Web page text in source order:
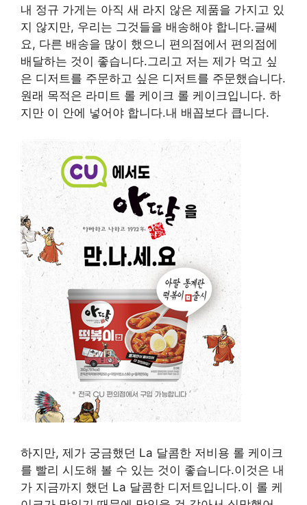
내 정규 가게는 아직 새 라지 않은 제품을 가지고 있
지 않지만, 우리는 그것들을 배송해야 합니다.글쎄
요, 다른 배송을 많이 했으니 편의점에서 편의점에
배달하는 것이 좋습니다.그리고 저는 제가 먹고 싶
은 디저트를 주문하고 싶은 디저트를 주문했습니다.
원래 목적은 라미트 롤 케이크 롤 케이크입니다. 하
지만 이 안에 넣어야 합니다.내 배꼽보다 큽니다.
하지만, 제가 궁금했던 La 달콤한 저비용 롤 케이크
를 빨리 시도해 볼 수 있는 것이 좋습니다.이것은 내
가 지금까지 했던 La 달콤한 디저트입니다.이 롤 케